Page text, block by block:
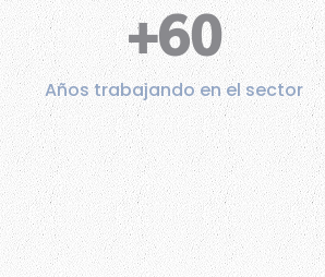
+60
Años trabajando en el sector